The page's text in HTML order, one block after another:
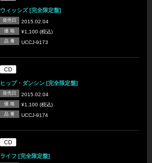
ウィッシズ [完全限定盤]
発売日 2015.02.04
価 格 ¥1,100 (税込)
品 番 UCCJ-9173
CD
ヒップ・ダンシン [完全限定盤]
発売日 2015.02.04
価 格 ¥1,100 (税込)
品 番 UCCJ-9174
CD
ライフ [完全限定盤]